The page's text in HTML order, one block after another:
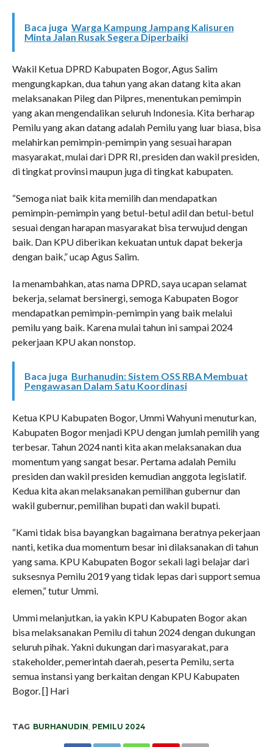
Baca juga Warga Kampung Jampang Kalisuren
Minta Jalan Rusak Segera Diperbaiki
Wakil Ketua DPRD Kabupaten Bogor, Agus Salim
mengungkapkan, dua tahun yang akan datang kita akan
melaksanakan Pileg dan Pilpres, menentukan pemimpin
yang akan mengendalikan seluruh Indonesia. Kita berharap
Pemilu yang akan datang adalah Pemilu yang luar biasa, bisa
melahirkan pemimpin-pemimpin yang sesuai harapan
masyarakat, mulai dari DPR RI, presiden dan wakil presiden,
di tingkat provinsi maupun juga di tingkat kabupaten.
“Semoga niat baik kita memilih dan mendapatkan
pemimpin-pemimpin yang betul-betul adil dan betul-betul
sesuai dengan harapan masyarakat bisa terwujud dengan
baik. Dan KPU diberikan kekuatan untuk dapat bekerja
dengan baik,” ucap Agus Salim.
Ia menambahkan, atas nama DPRD, saya ucapan selamat
bekerja, selamat bersinergi, semoga Kabupaten Bogor
mendapatkan pemimpin-pemimpin yang baik melalui
pemilu yang baik. Karena mulai tahun ini sampai 2024
pekerjaan KPU akan nonstop.
Baca juga Burhanudin: Sistem OSS RBA Membuat
Pengawasan Dalam Satu Koordinasi
Ketua KPU Kabupaten Bogor, Ummi Wahyuni menuturkan,
Kabupaten Bogor menjadi KPU dengan jumlah pemilih yang
terbesar. Tahun 2024 nanti kita akan melaksanakan dua
momentum yang sangat besar. Pertama adalah Pemilu
presiden dan wakil presiden kemudian anggota legislatif.
Kedua kita akan melaksanakan pemilihan gubernur dan
wakil gubernur, pemilihan bupati dan wakil bupati.
“Kami tidak bisa bayangkan bagaimana beratnya pekerjaan
nanti, ketika dua momentum besar ini dilaksanakan di tahun
yang sama. KPU Kabupaten Bogor sekali lagi belajar dari
suksesnya Pemilu 2019 yang tidak lepas dari support semua
elemen,” tutur Ummi.
Ummi melanjutkan, ia yakin KPU Kabupaten Bogor akan
bisa melaksanakan Pemilu di tahun 2024 dengan dukungan
seluruh pihak. Yakni dukungan dari masyarakat, para
stakeholder, pemerintah daerah, peserta Pemilu, serta
semua instansi yang berkaitan dengan KPU Kabupaten
Bogor. [] Hari
TAG BURHANUDIN PEMILU 2024